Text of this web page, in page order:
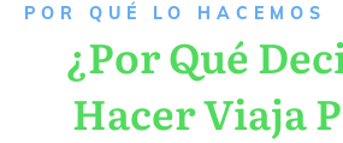
P OR QUÉ LO HACEMOS
¿Por Qué
Hacer Viaja